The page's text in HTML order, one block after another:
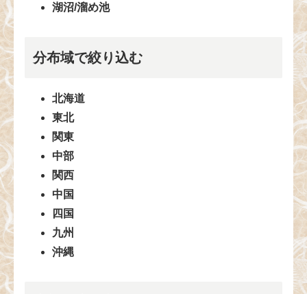
湖沼/溜め池
分布域で絞り込む
北海道
東北
関東
中部
関西
中国
四国
九州
沖縄